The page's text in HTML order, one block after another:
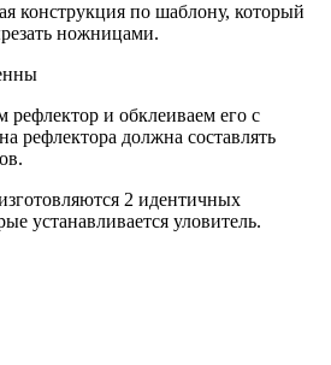
конструкция по шаблону, который
ножницами.
рефлектор и обклеиваем его с
рефлектора должна составлять
2 идентичных
устанавливается уловитель.